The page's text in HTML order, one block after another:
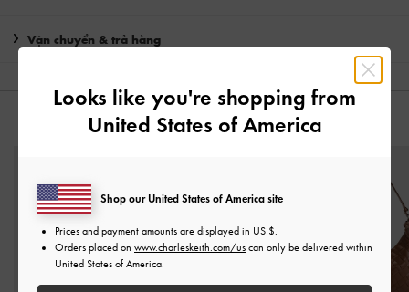
Vận chuyển & trả hàng
CÓ THỂ BẠN SẼ THÍCH
Looks like you're shopping from
United States of America
Shop our United States of America site
Prices and payment amounts are displayed in US $
Orders placed on www.charleskeith.com/us can only be delivered within
United States of America.